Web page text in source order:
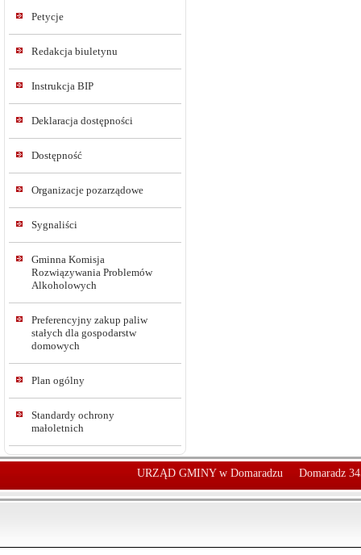
Petycje
Redakcja biuletynu
Instrukcja BIP
Deklaracja dostępności
Dostępność
Organizacje pozarządowe
Sygnaliści
Gminna Komisja
Rozwiązywania Problemów
Alkoholowych
Preferencyjny zakup paliw
stałych dla gospodarstw
domowych
Plan ogólny
Standardy ochrony
małoletnich
URZĄD GMINY w Domaradzu Domaradz